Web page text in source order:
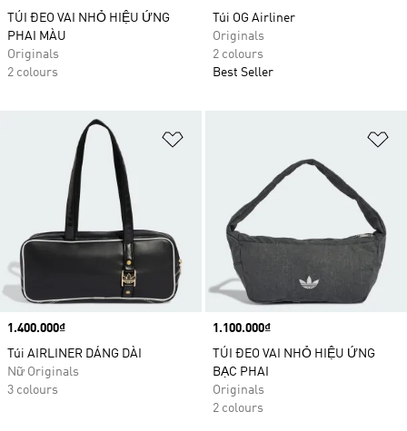
TÚI ĐEO VAI NHỎ HIỆU ỨNG
PHAI MÀU
Originals
2 colours
Túi OG Airliner
Originals
2 colours
Best Seller
Price
1.400.000₫
Túi AIRLINER DÁNG DÀI
Nữ Originals
3 colours
Price
1.100.000₫
TÚI ĐEO VAI NHỎ HIỆU ỨNG
BẠC PHAI
Originals
2 colours